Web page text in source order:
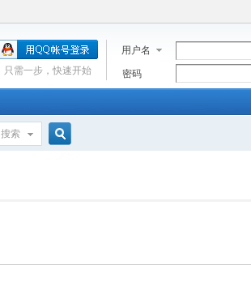
用户名
密码
只需一步，快速开始
搜索